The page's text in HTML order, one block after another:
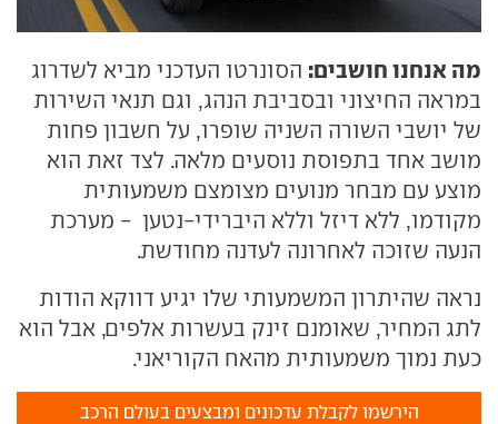
מה אנחנו חושבים: הסונרטו העדכני מביא לשדרוג
במראה החיצוני ובסביבת הנהג, וגם תנאי השירות
של יושבי השורה השניה שופרו, על חשבון פחות
מושב אחד בתפוסת נוסעים מלאה. לצד זאת הוא
מוצע עם מבחר מנועים מצומצם משמעותית
מקודמו, ללא דיזל וללא היברידי-נטען - מערכת
הנעה שזוכה לאחרונה לעדנה מחודשת.
נראה שהיתרון המשמעותי שלו יגיע דווקא הודות
לתג המחיר, שאומנם זינק בעשרות אלפים, אבל הוא
כעת נמוך משמעותית מהאח הקוריאני.
הירשמו לקבלת עדכונים ומבצעים בעולם הרכב